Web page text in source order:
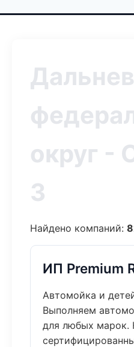
округ -
3
Найдено компаний:
ИП Premium
Автомойка и
Выполняем
для любых марок.